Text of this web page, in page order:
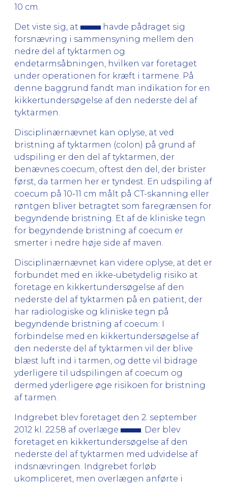
10 cm.
Det viste sig, at
havde pådraget sig
forsnævring i sammensyning mellem den
nedre del af tyktarmen og
endetarmsåbningen, hvilken var foretaget
under operationen for kræft i tarmene. På
denne baggrund fandt man indikation for en
kikkertundersøgelse af den nederste del af
tyktarmen.
Disciplinærnævnet kan oplyse, at ved
bristning af tyktarmen (colon) på grund af
udspiling er den del af tyktarmen, der
benævnes coecum, oftest den del, der brister
først, da tarmen her er tyndest. En udspiling af
coecum på 10-11 cm målt på CT-skanning eller
røntgen bliver betragtet som faregrænsen for
begyndende bristning. Et af de kliniske tegn
for begyndende bristning af coecum er
smerter i nedre høje side af maven.
Disciplinærnævnet kan videre oplyse, at det er
forbundet med en ikke-ubetydelig risiko at
foretage en kikkertundersøgelse af den
nederste del af tyktarmen på en patient, der
har radiologiske og kliniske tegn på
begyndende bristning af coecum: I
forbindelse med en kikkertundersøgelse af
den nederste del af tyktarmen vil der blive
blæst luft ind i tarmen, og dette vil bidrage
yderligere til udspilingen af coecum og
dermed yderligere øge risikoen for bristning
af tarmen.
Indgrebet blev foretaget den 2. september
2012 kl. 22.58 af overlæge
. Der blev
foretaget en kikkertundersøgelse af den
nederste del af tyktarmen med udvidelse af
indsnævringen. Indgrebet forløb
ukompliceret, men overlægen anførte i